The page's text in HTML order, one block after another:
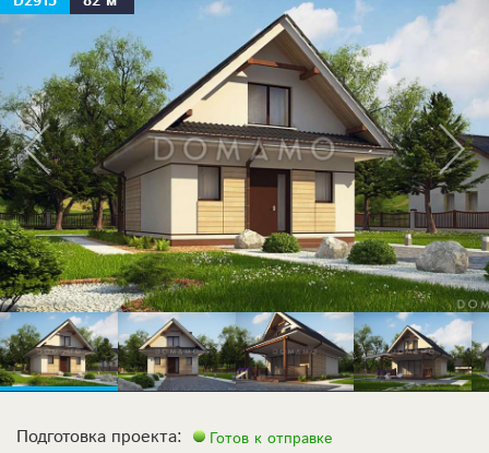
Подготовка проекта: Готов к отправке